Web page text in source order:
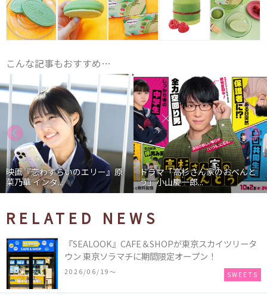
こんな記事もおすすめ…
映画『恋わずらいのエリー』原
菜乃華 インタ...
ドラマ「高杉さん家のおべんと
う」小山慶一郎...
RELATED NEWS
『SEALOOK』CAFE＆SHOPが東京スカイツリータ
ウン 東京ソラマチに期間限定オープン！
2026/06/19〜 SWEETS